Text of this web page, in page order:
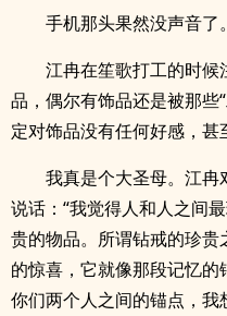
手机那头果然没声音了。
江冉在笙歌打工的时
品，偶尔有饰品还是被那些
定对饰品没有任何好感，甚
我真是个大圣母。江
说话：“我觉得人和人之间
贵的物品。所谓钻戒的珍
的惊喜，它就像那段记忆
你们两个人之间的锚点，